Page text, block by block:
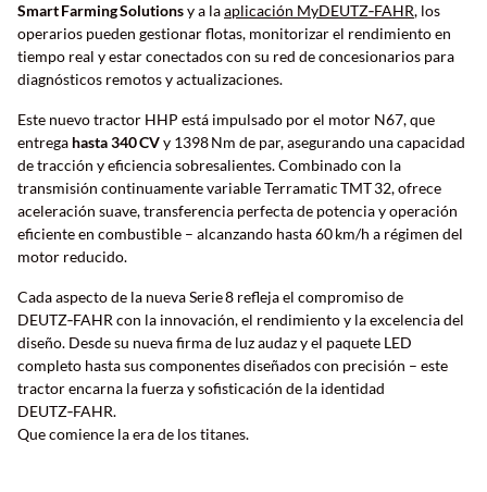
Smart Farming Solutionsy a laaplicación MyDEUTZ‑FAHR, los
operarios pueden gestionar flotas, monitorizar el rendimiento en
tiempo real y estar conectados con su red de concesionarios para
diagnósticos remotos y actualizaciones.
Este nuevo tractor HHP está impulsado por el motor N67, que
entrega hasta 340 CVy 1398 Nm de par, asegurando una capacidad
de tracción y eficiencia sobresalientes. Combinado con la
transmisión continuamente variable Terramatic TMT 32, ofrece
aceleración suave, transferencia perfecta de potencia y operación
eficiente en combustible – alcanzando hasta 60 km/h a régimen del
motor reducido.
Cada aspecto de la nueva Serie 8 refleja el compromiso de
DEUTZ‑FAHR con la innovación, el rendimiento y la excelencia del
diseño. Desde su nueva firma de luz audaz y el paquete LED
completo hasta sus componentes diseñados con precisión – este
tractor encarna la fuerza y sofisticación de la identidad
DEUTZ‑FAHR.
Que comience la era de los titanes.